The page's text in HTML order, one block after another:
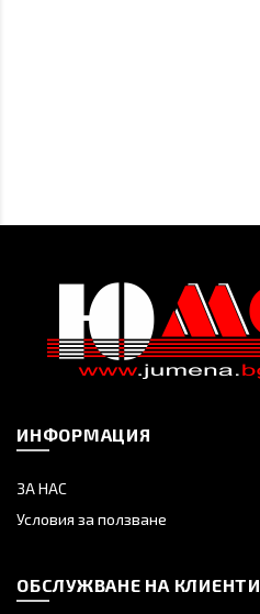
ИНФОРМАЦИЯ
ЗА НАС
Условия за ползване
ОБСЛУЖВАНЕ НА КЛИЕНТИ